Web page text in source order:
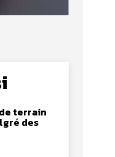
terrain
des